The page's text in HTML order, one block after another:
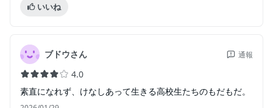
いいね
ブドウさん 通報
4.0
素直になれず、けなしあって生きる高校生たちのもだもだ。